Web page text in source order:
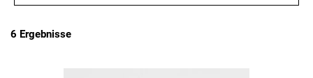
PREISFILTER ANWENDEN
6 Ergebnisse